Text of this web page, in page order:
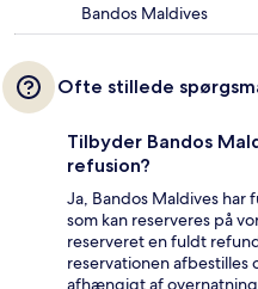
Bandos Maldives
Ofte stillede
Tilbyder Bandos
refusion?
Ja, Bandos Maldives
som kan reserveres på
reserveret en fuldt
reservationen
afhængigt af